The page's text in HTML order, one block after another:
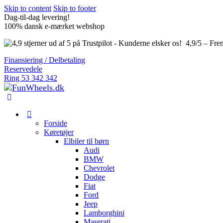
Skip to content Skip to footer
Dag-til-dag levering!
100% dansk e-mærket webshop
4,9/5 –
Finansiering / Delbetaling
Reservedele
Ring 53 342 342
Forside
Køretøjer
Elbiler til børn
Audi
BMW
Chevrolet
Dodge
Fiat
Ford
Jeep
Lamborghini